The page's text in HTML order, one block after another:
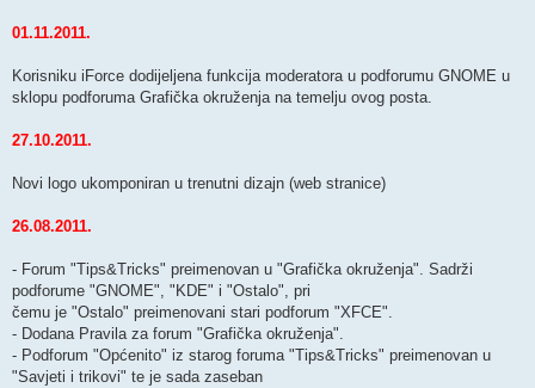
01.11.2011.
Korisniku iForce dodijeljena funkcija moderatora u podforumu GNOME u
sklopu podforuma Grafička okruženja na temelju ovog posta.
27.10.2011.
Novi logo ukomponiran u trenutni dizajn (web stranice)
26.08.2011.
- Forum "Tips&Tricks" preimenovan u "Grafička okruženja". Sadrži
podforume "GNOME", "KDE" i "Ostalo", pri
čemu je "Ostalo" preimenovani stari podforum "XFCE".
- Dodana Pravila za forum "Grafička okruženja".
- Podforum "Općenito" iz starog foruma "Tips&Tricks" preimenovan u
"Savjeti i trikovi" te je sada zaseban